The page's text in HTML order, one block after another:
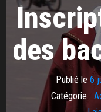
des
Publié le 6
Catégorie :